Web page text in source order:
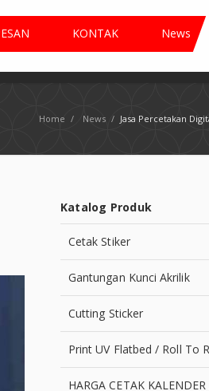
KONTAK News
Home / News / Jasa Percetakan
Katalog Produk
Cetak Stiker
Gantungan Kunci Akrilik
Cutting Sticker
Print UV Flatbed / Roll To
HARGA CETAK